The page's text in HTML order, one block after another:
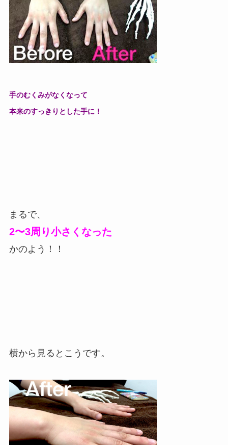
手のむくみがなくなって
本来のすっきりとした手に！
まるで、
2〜3周り小さくなった
かのよう！！
横から見るとこうです。